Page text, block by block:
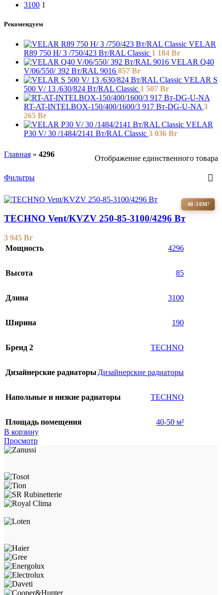
3100 1
Рекомендуем
VELAR
R89 750 H/ 3 /750/423 Вт/RAL Classic 1 184 Br
VELAR Q40
V/06/550/ 392 Bт/RAL 9016 857 Br
VELAR S
500 V/ 13 /630/824 Вт/RAL Classic 1 507 Br
RT-AT-INTELBOX-150/400/1600/3 917 Вт-DG-U-NA 3
265 Br
VELAR
P30 V/ 30 /1484/2141 Вт/RAL Classic 3 036 Br
Главная » 4296 Отображение единственного товара
Фильтры
40-50М²
TECHNO Vent/KVZV 250-85-3100/4296 Вт
3 945 Br
Мощность
4296
Высота 85
Длина 3100
Ширина 190
Бренд 2 TECHNO
Дизайнерские радиаторы Дизайнерские радиаторы
Напольные и низкие радиаторы TECHNO
Площадь помещения
40-50 м²
В корзину
Просмотр